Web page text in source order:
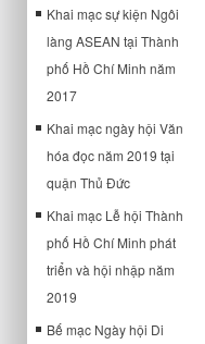
Khai mạc sự kiện Ngôi
làng ASEAN tại Thành
phố Hồ Chí Minh năm
2017
Khai mạc ngày hội Văn
hóa đọc năm 2019 tại
quận Thủ Đức
Khai mạc Lễ hội Thành
phố Hồ Chí Minh phát
triển và hội nhập năm
2019
Bế mạc Ngày hội Di